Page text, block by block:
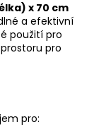
x 70 cm
a efektivní
použití pro
pro
pro: